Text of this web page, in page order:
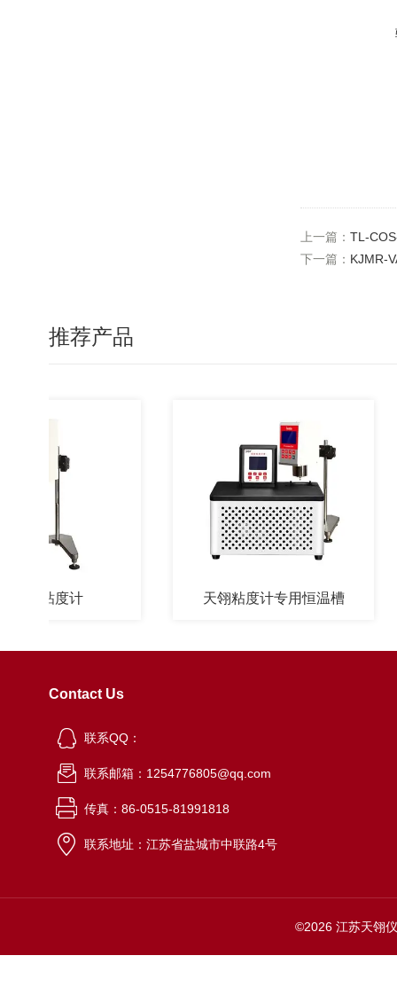
上一篇： TL-
下一篇： KJMR-
推荐产品
粘度计 天翎粘度计专用恒温槽
Contact Us
联系QQ：
联系邮箱：1254776805@qq.com
传真：86-0515-81991818
联系地址：江苏省盐城市中联路4号
©2026 江苏天翎